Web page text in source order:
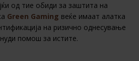
од тие обиди за заштита на
Green Gaming веќе имаат алатка
на ризично однесување
помош за истите.